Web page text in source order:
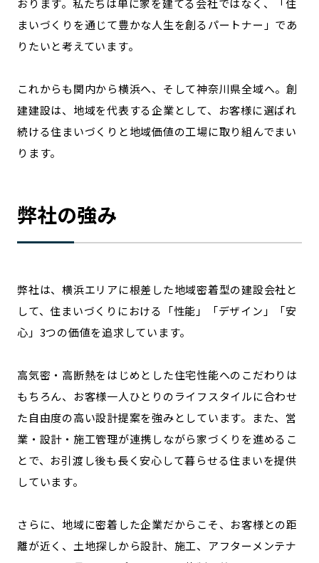
おります。私たちは単に家を建てる会社ではなく、「住
まいづくりを通じて豊かな人生を創るパートナー」であ
りたいと考えています。
これからも関内から横浜へ、そして神奈川県全域へ。創
建建設は、地域を代表する企業として、お客様に選ばれ
続ける住まいづくりと地域価値の工場に取り組んでまい
ります。
弊社の強み
弊社は、横浜エリアに根差した地域密着型の建設会社と
して、住まいづくりにおける「性能」「デザイン」「安
心」3つの価値を追求しています。
高気密・高断熱をはじめとした住宅性能へのこだわりは
もちろん、お客様一人ひとりのライフスタイルに合わせ
た自由度の高い設計提案を強みとしています。また、営
業・設計・施工管理が連携しながら家づくりを進めるこ
とで、お引渡し後も長く安心して暮らせる住まいを提供
しています。
さらに、地域に密着した企業だからこそ、お客様との距
離が近く、土地探しから設計、施工、アフターメンテナ